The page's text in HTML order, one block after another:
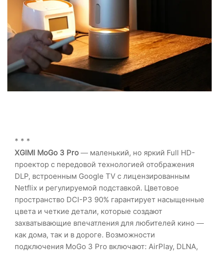
* * *
XGIMI MoGo 3 Pro — маленький, но яркий Full HD-
проектор с передовой технологией отображения
DLP, встроенным Google TV с лицензированным
Netflix и регулируемой подставкой. Цветовое
пространство DCI-P3 90% гарантирует насыщенные
цвета и четкие детали, которые создают
захватывающие впечатления для любителей кино —
как дома, так и в дороге. Возможности
подключения MoGo 3 Pro включают: AirPlay, DLNA,